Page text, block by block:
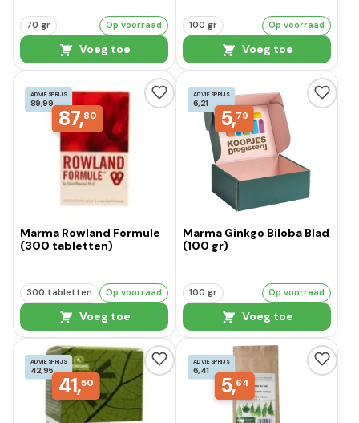
70 gr Op voorraad
Voeg toe
100 gr Op voorraad
Voeg toe
ADVIESPRIJS
89,99
87,80
Marma Rowland Formule
(300 tabletten)
300 tabletten Op voorraad
Voeg toe
ADVIESPRIJS
6,21
5,79
Marma Ginkgo Biloba Blad
(100 gr)
100 gr Op voorraad
Voeg toe
ADVIESPRIJS
42,95
41,50
ADVIESPRIJS
6,41
5,64